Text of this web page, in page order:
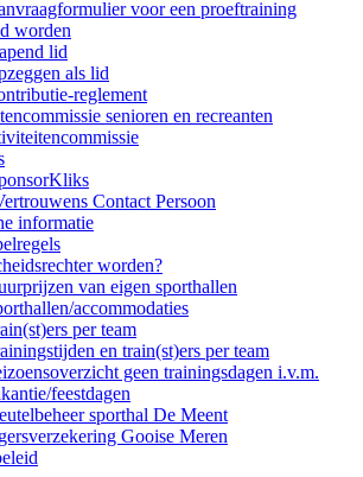
voor een proeftraining
worden
lid
als lid
reglement
senioren en recreanten
Contact Persoon
informatie
worden?
van eigen sporthallen
accommodaties
per team
en train(st)ers per team
geen trainingsdagen i.v.m.
feestdagen
sporthal De Meent
Gooise Meren